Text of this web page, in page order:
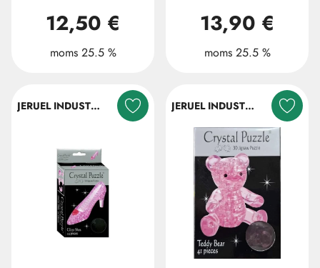
12,50 €
moms 25.5 %
13,90 €
moms 25.5 %
JERUEL INDUSTRIAL COMPANY LTD. JERUEL INDUSTRIAL COMPANY LTD.